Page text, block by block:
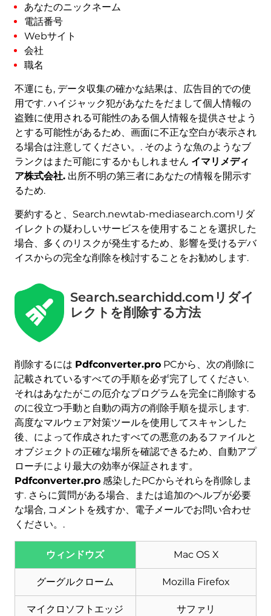
あなたのニックネーム
電話番号
Webサイト
会社
職名
不運にも, データ収集の確かな結果は、広告目的での使
用です. ハイジャック犯があなたをだまして個人情報の
盗難に使用される可能性のある個人情報を提供させよう
とする可能性があるため、画面に不正な空白が表示され
る場合は注意してください。. そのような魚のようなブ
ランクはまた可能にするかもしれません イマリメディ
ア株式会社.出所不明の第三者にあなたの情報を開示す
るため.
要約すると、Search.newtab-mediasearch.comリダ
イレクトの疑わしいサービスを使用することを選択した
場合、多くのリスクが発生するため、影響を受けるデバ
イスからの完全な削除を検討することをお勧めします.
Search.searchidd.comリダイ
レクトを削除する方法
削除するには Pdfconverter.proPCから、次の削除に
記載されているすべての手順を必ず完了してください.
それはあなたがこの厄介なプログラムを完全に削除する
のに役立つ手動と自動の両方の削除手順を提示します.
高度なマルウェア対策ツールを使用してスキャンした
後、によって作成されたすべての悪意のあるファイルと
オブジェクトの正確な場所を確認できるため、自動アプ
ローチにより最大の効率が保証されます。
Pdfconverter.pro感染したPCからそれらを削除しま
す. さらに質問がある場合、または追加のヘルプが必要
な場合, コメントを残すか、電子メールでお問い合わせ
ください。.
ウィンドウズ Mac OS X
グーグルクローム Mozilla Firefox
マイクロソフトエッジ サファリ
ダウンロード
マルウェア除去ツール